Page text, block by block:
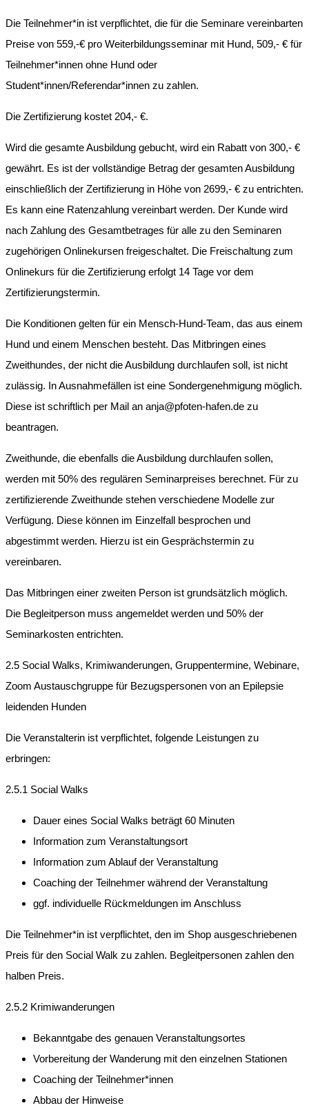
Die Teilnehmer*in ist verpflichtet, die für die Seminare vereinbarten
Preise von 559,-€ pro Weiterbildungsseminar mit Hund, 509,- € für
Teilnehmer*innen ohne Hund oder
Student*innen/Referendar*innen zu zahlen.
Die Zertifizierung kostet 204,- €.
Wird die gesamte Ausbildung gebucht, wird ein Rabatt von 300,- €
gewährt. Es ist der vollständige Betrag der gesamten Ausbildung
einschließlich der Zertifizierung in Höhe von 2699,- € zu entrichten.
Es kann eine Ratenzahlung vereinbart werden. Der Kunde wird
nach Zahlung des Gesamtbetrages für alle zu den Seminaren
zugehörigen Onlinekursen freigeschaltet. Die Freischaltung zum
Onlinekurs für die Zertifizierung erfolgt 14 Tage vor dem
Zertifizierungstermin.
Die Konditionen gelten für ein Mensch-Hund-Team, das aus einem
Hund und einem Menschen besteht. Das Mitbringen eines
Zweithundes, der nicht die Ausbildung durchlaufen soll, ist nicht
zulässig. In Ausnahmefällen ist eine Sondergenehmigung möglich.
Diese ist schriftlich per Mail an anja@pfoten-hafen.de zu
beantragen.
Zweithunde, die ebenfalls die Ausbildung durchlaufen sollen,
werden mit 50% des regulären Seminarpreises berechnet. Für zu
zertifizierende Zweithunde stehen verschiedene Modelle zur
Verfügung. Diese können im Einzelfall besprochen und
abgestimmt werden. Hierzu ist ein Gesprächstermin zu
vereinbaren.
Das Mitbringen einer zweiten Person ist grundsätzlich möglich.
Die Begleitperson muss angemeldet werden und 50% der
Seminarkosten entrichten.
2.5 Social Walks, Krimiwanderungen, Gruppentermine, Webinare,
Zoom Austauschgruppe für Bezugspersonen von an Epilepsie
leidenden Hunden
Die Veranstalterin ist verpflichtet, folgende Leistungen zu
erbringen:
2.5.1 Social Walks
Dauer eines Social Walks beträgt 60 Minuten
Information zum Veranstaltungsort
Information zum Ablauf der Veranstaltung
Coaching der Teilnehmer während der Veranstaltung
ggf. individuelle Rückmeldungen im Anschluss
Die Teilnehmer*in ist verpflichtet, den im Shop ausgeschriebenen
Preis für den Social Walk zu zahlen. Begleitpersonen zahlen den
halben Preis.
2.5.2 Krimiwanderungen
Bekanntgabe des genauen Veranstaltungsortes
Vorbereitung der Wanderung mit den einzelnen Stationen
Coaching der Teilnehmer*innen
Abbau der Hinweise